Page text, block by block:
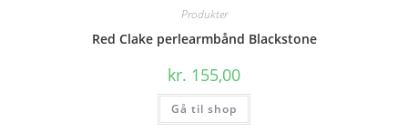
Produkter
Red Clake perlearmbånd Blackstone
kr. 155,00
Gå til shop